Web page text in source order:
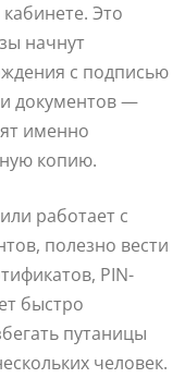
Это
начнут
с подписью
документов —
именно
копию.
работает с
полезно вести
PIN-
быстро
путаницы
человек.